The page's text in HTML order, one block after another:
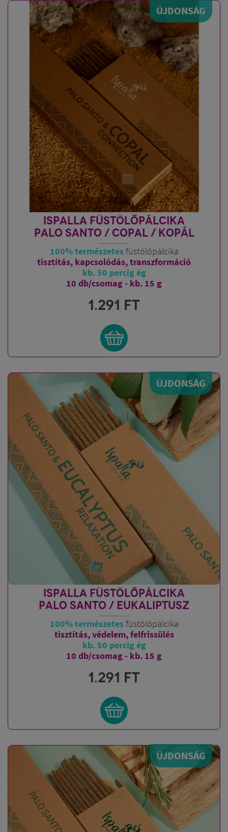
ÚJDONSÁG
ISPALLA FÜSTÖLŐPÁLCIKA
PALO SANTO / COPAL / KOPÁL
100% természetesfüstölőpálcika
tisztítás, kapcsolódás, transzformáció
kb. 50 percig ég
10 db/csomag - kb. 15 g
1.291 FT
ÚJDONSÁG
ISPALLA FÜSTÖLŐPÁLCIKA
PALO SANTO / EUKALIPTUSZ
100% természetesfüstölőpálcika
tisztítás, védelem, felfrissülés
kb. 50 percig ég
10 db/csomag - kb. 15 g
1.291 FT
ÚJDONSÁG